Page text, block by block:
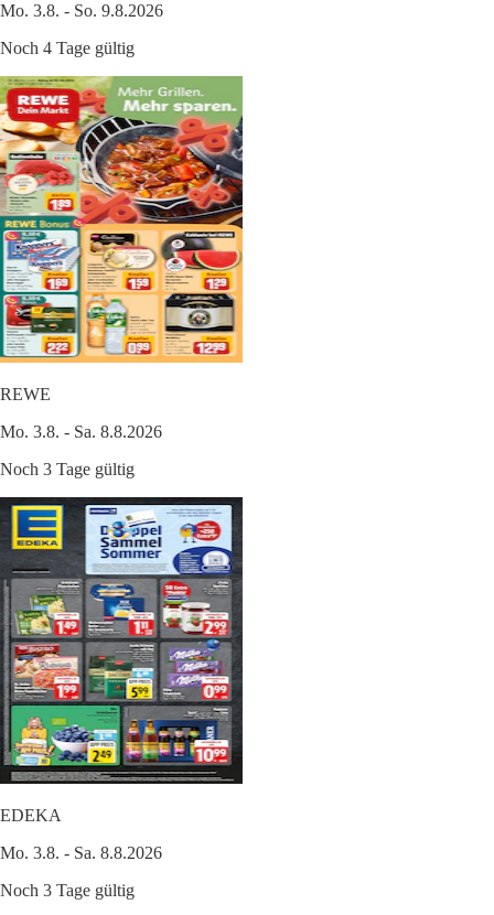
Mo. 3.8. - So. 9.8.2026
Noch 4 Tage gültig
REWE
Mo. 3.8. - Sa. 8.8.2026
Noch 3 Tage gültig
EDEKA
Mo. 3.8. - Sa. 8.8.2026
Noch 3 Tage gültig